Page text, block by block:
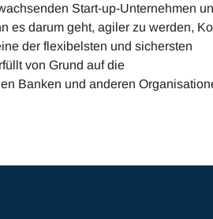
Start-up-Unternehmen
es darum geht, agiler zu werden,
der flexibelsten und sichersten
von Grund auf die
Banken und anderen